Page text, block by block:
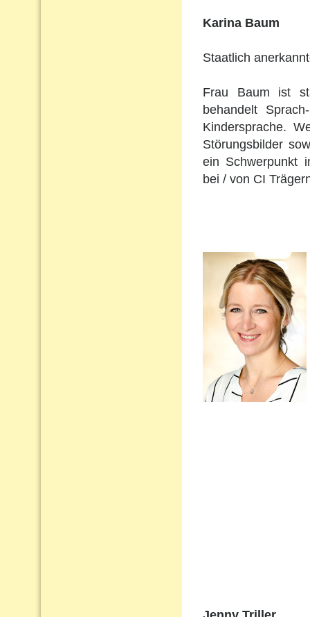
Karina Baum
Staatlich
Frau Baum ist
behandelt
Kindersprache.
Störungsbilder
ein Schwerpunkt
bei / von CI